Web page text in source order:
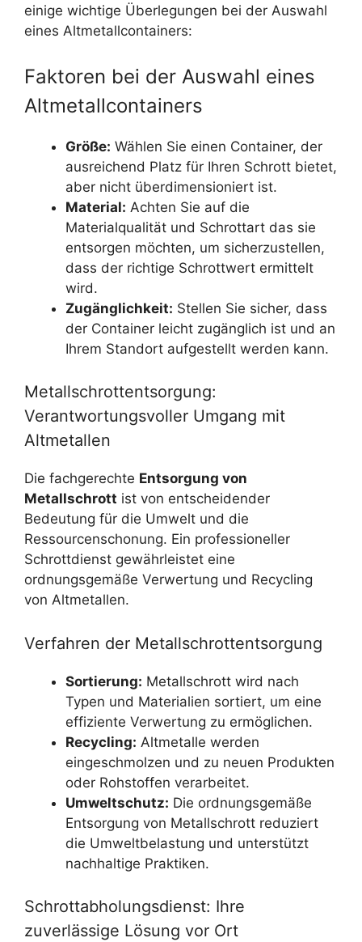
einige wichtige Überlegungen bei der Auswahl
eines Altmetallcontainers:
Faktoren bei der Auswahl eines
Altmetallcontainers
Größe: Wählen Sie einen Container, der
ausreichend Platz für Ihren Schrott bietet,
aber nicht überdimensioniert ist.
Material: Achten Sie auf die
Materialqualität und Schrottart das sie
entsorgen möchten, um sicherzustellen,
dass der richtige Schrottwert ermittelt
wird.
Zugänglichkeit: Stellen Sie sicher, dass
der Container leicht zugänglich ist und an
Ihrem Standort aufgestellt werden kann.
Metallschrottentsorgung:
Verantwortungsvoller Umgang mit
Altmetallen
Die fachgerechte Entsorgung von
Metallschrott ist von entscheidender
Bedeutung für die Umwelt und die
Ressourcenschonung. Ein professioneller
Schrottdienst gewährleistet eine
ordnungsgemäße Verwertung und Recycling
von Altmetallen.
Verfahren der Metallschrottentsorgung
Sortierung: Metallschrott wird nach
Typen und Materialien sortiert, um eine
effiziente Verwertung zu ermöglichen.
Recycling: Altmetalle werden
eingeschmolzen und zu neuen Produkten
oder Rohstoffen verarbeitet.
Umweltschutz: Die ordnungsgemäße
Entsorgung von Metallschrott reduziert
die Umweltbelastung und unterstützt
nachhaltige Praktiken.
Schrottabholungsdienst: Ihre
zuverlässige Lösung vor Ort